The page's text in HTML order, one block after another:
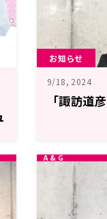
お知らせ
9/18, 2024
「諏訪道